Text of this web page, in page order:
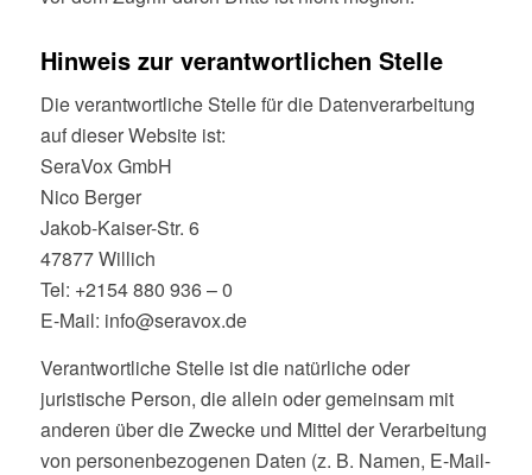
Hinweis zur verantwortlichen Stelle
Die verantwortliche Stelle für die Datenverarbeitung
auf dieser Website ist:
SeraVox GmbH
Nico Berger
Jakob-Kaiser-Str. 6
47877 Willich
Tel: +2154 880 936 – 0
E-Mail: info@seravox.de
Verantwortliche Stelle ist die natürliche oder
juristische Person, die allein oder gemeinsam mit
anderen über die Zwecke und Mittel der Verarbeitung
von personenbezogenen Daten (z. B. Namen, E-Mail-